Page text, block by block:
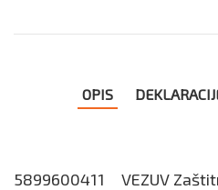
OPIS
5899600411
VEZUV